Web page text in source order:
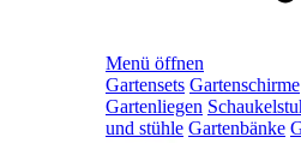
Menü öffnen
Gartensets Gartenschirme
Gartenliegen
und stühle Gartenbänke